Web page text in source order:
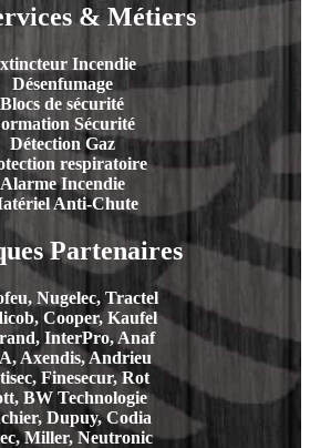
& Métiers
Incendie
Désenfumage
Blocs de sécurité
Sécurité
Détection Gaz
respiratoire
Alarme Incendie
Anti-Chute
Partenaires
Nugelec, Tractel
Cooper, Kaufel
InterPro, Anaf
Axendis, Andrieu
Finesecur, Rot
BW Technologie
Dupuy, Codia
Miller, Neutronic